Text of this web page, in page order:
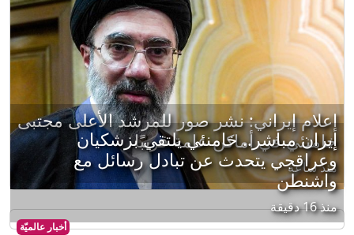
إعلام إيراني: نشر صور للمرشد الأعلى مجتبى
خامنئي في أماكن عامة قريبًا
منذ ساعة
أخبار عالميّة
إيران مباشر.. خامنئي يلتقي بزشكيان
وعراقجي يتحدث عن تبادل رسائل مع
واشنطن
منذ 16 دقيقة